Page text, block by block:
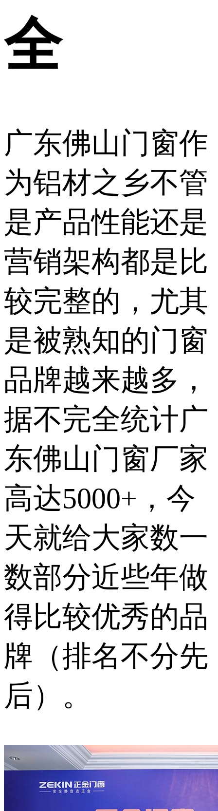
全
广东佛山门窗作
为铝材之乡不管
是产品性能还是
营销架构都是比
较完整的，尤其
是被熟知的门窗
品牌越来越多，
据不完全统计广
东佛山门窗厂家
高达5000+，今
天就给大家数一
数部分近些年做
得比较优秀的品
牌（排名不分先
后）。